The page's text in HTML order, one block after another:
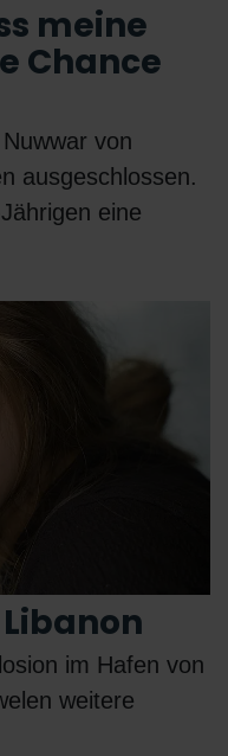
meine
Chance
von
ausgeschlossen.
eine
im Hafen von
weitere